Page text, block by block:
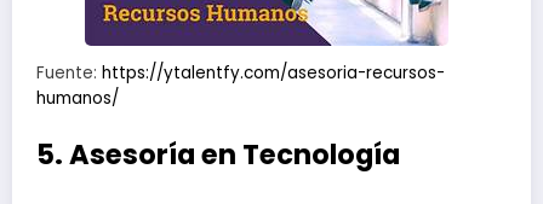
Fuente: https://ytalentfy.com/asesoria-recursos-
humanos/
5. Asesoría en Tecnología